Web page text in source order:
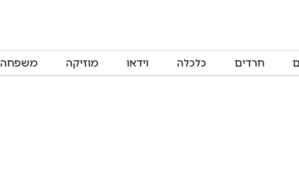
חרדים כלכלה וידאו מוזיקה משפחה